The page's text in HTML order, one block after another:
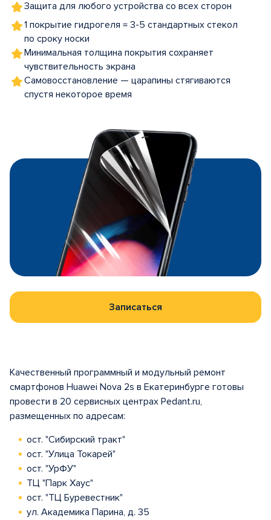
Защита для любого устройства со всех сторон
1 покрытие гидрогеля = 3-5 стандартных стекол
по сроку носки
Минимальная толщина покрытия сохраняет
чувствительность экрана
Самовосстановление — царапины стягиваются
спустя некоторое время
Записаться
Качественный программный и модульный ремонт
смартфонов Huawei Nova 2s в Екатеринбурге готовы
провести в 20 сервисных центрах Pedant.ru,
размещенных по адресам:
ост. "Сибирский тракт"
ост. "Улица Токарей"
ост. "УрФУ"
ТЦ "Парк Хаус"
ост. "ТЦ Буревестник"
ул. Академика Парина, д. 35